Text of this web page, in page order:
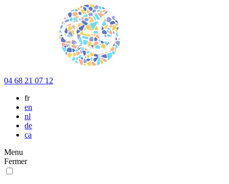
04 68 21 07 12
fr
en
nl
de
ca
Menu
Fermer